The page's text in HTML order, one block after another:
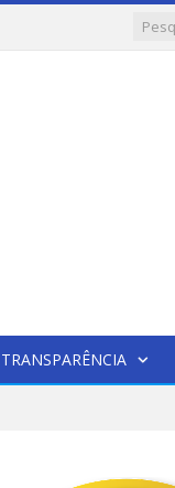
TRANSPARÊNCIA